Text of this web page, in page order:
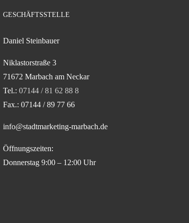
GESCHÄFTSSTELLE
Daniel Steinbauer
Niklastorstraße 3
71672 Marbach am Neckar
Tel.: 07144 / 81 62 88 8
Fax.: 07144 / 89 77 66
info@stadtmarketing-marbach.de
Öffnungszeiten:
Donnerstag 9:00 – 12:00 Uhr